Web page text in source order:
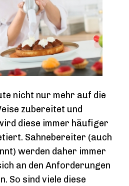
nicht nur mehr auf die
zubereitet und
diese immer häufiger
Sahnebereiter (auch
werden daher immer
an den Anforderungen
So sind viele diese